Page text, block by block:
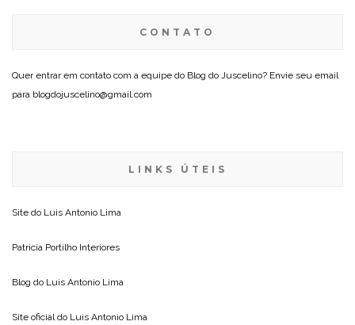
CONTATO
Quer entrar em contato com a equipe do Blog do Juscelino? Envie seu email
para blogdojuscelino@gmail.com
LINKS ÚTEIS
Site do Luis Antonio Lima
Patricia Portilho Interiores
Blog do Luis Antonio Lima
Site oficial do Luis Antonio Lima